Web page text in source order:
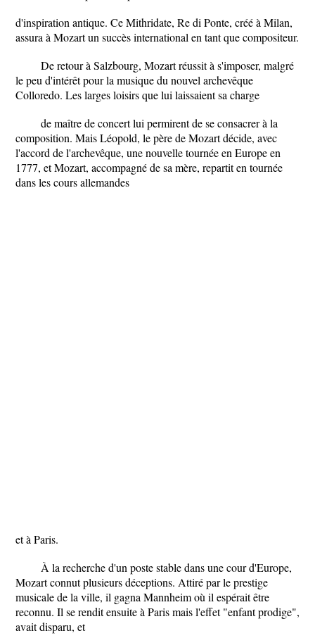
d'inspiration antique. Ce Mithridate, Re di Ponte, créé à Milan,
assura à Mozart un succès international en tant que compositeur.
De retour à Salzbourg, Mozart réussit à s'imposer, malgré
le peu d'intérêt pour la musique du nouvel archevêque
Colloredo. Les larges loisirs que lui laissaient sa charge
de maître de concert lui permirent de se consacrer à la
composition. Mais Léopold, le père de Mozart décide, avec
l'accord de l'archevêque, une nouvelle tournée en Europe en
1777, et Mozart, accompagné de sa mère, repartit en tournée
dans les cours allemandes
et à Paris.
À la recherche d'un poste stable dans une cour d'Europe,
Mozart connut plusieurs déceptions. Attiré par le prestige
musicale de la ville, il gagna Mannheim où il espérait être
reconnu. Il se rendit ensuite à Paris mais l'effet "enfant prodige",
avait disparu, et